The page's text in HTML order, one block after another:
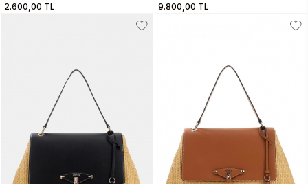
2.600,00 TL
9.800,00 TL